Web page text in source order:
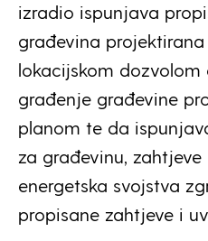
izradio ispunjava
građevina projektirana
lokacijskom
građenje građevine
planom te da
za građevinu,
energetska svojstva
propisane zahtjeve i